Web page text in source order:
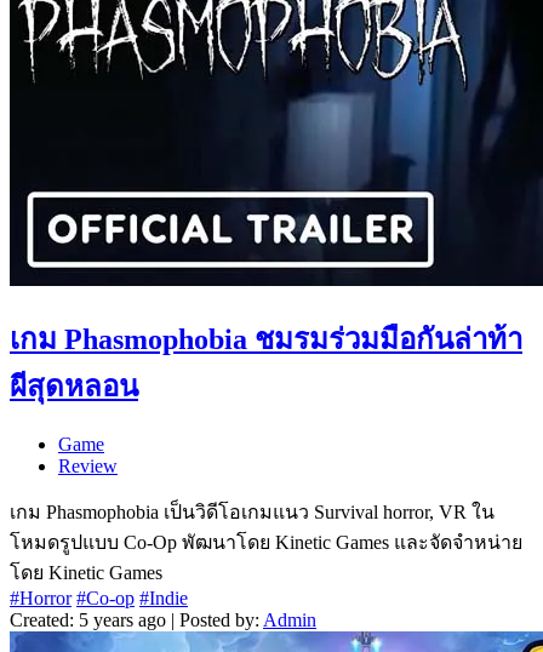
เกม Phasmophobia ชมรมร่วมมือกันล่าท้า
ผีสุดหลอน
Game
Review
เกม Phasmophobia เป็นวิดีโอเกมแนว Survival horror, VR ใน
โหมดรูปแบบ Co-Op พัฒนาโดย Kinetic Games และจัดจำหน่าย
โดย Kinetic Games
#Horror #Co-op #Indie
Created: 5 years ago | Posted by: Admin